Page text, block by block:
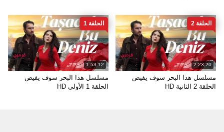
2:23:20
الحلقة 2
مسلسل هذا البحر سوف يفيض
الحلقة 2 الثانية HD
1:53:12
الحلقة 1
مسلسل هذا البحر سوف يفيض
الحلقة 1 الأولى HD